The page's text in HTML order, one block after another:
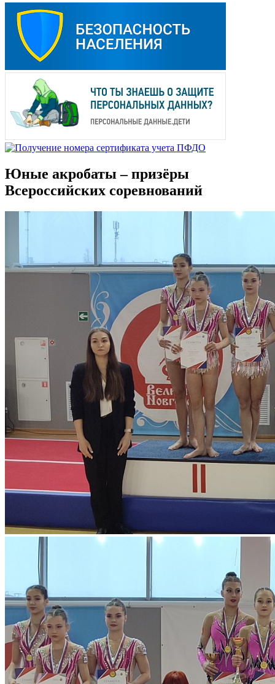
Юные акробаты – призёры
Всероссийских соревнований